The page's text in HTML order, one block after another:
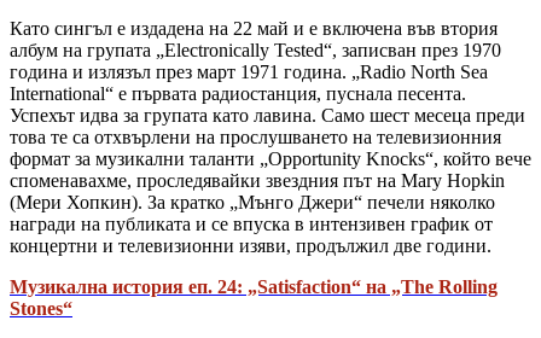
Като сингъл е издадена на 22 май и е включена във втория
албум на групата „Electronically Tested“, записван през 1970
година и излязъл през март 1971 година. „Radio North Sea
International“ е първата радиостанция, пуснала песента.
Успехът идва за групата като лавина. Само шест месеца преди
това те са отхвърлени на прослушването на телевизионния
формат за музикални таланти „Opportunity Knocks“, който вече
споменавахме, проследявайки звездния път на Mary Hopkin
(Мери Хопкин). За кратко „Мънго Джери“ печели няколко
награди на публиката и се впуска в интензивен график от
концертни и телевизионни изяви, продължил две години.
Музикална история еп. 24: „Satisfaction“ на „The Rolling
Stones“